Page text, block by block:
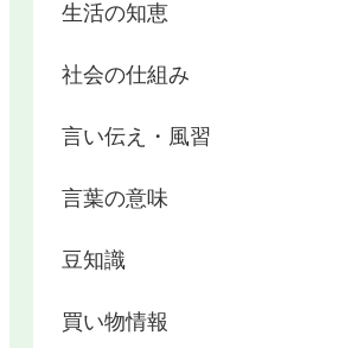
生活の知恵
社会の仕組み
言い伝え・風習
言葉の意味
豆知識
買い物情報